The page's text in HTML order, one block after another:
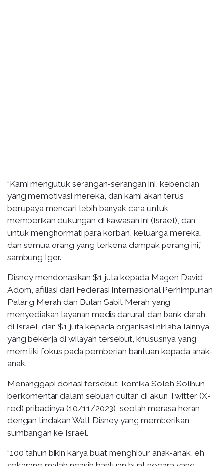
“Kami mengutuk serangan-serangan ini, kebencian
yang memotivasi mereka, dan kami akan terus
berupaya mencari lebih banyak cara untuk
memberikan dukungan di kawasan ini (Israel), dan
untuk menghormati para korban, keluarga mereka,
dan semua orang yang terkena dampak perang ini,”
sambung Iger.
Disney mendonasikan $1 juta kepada Magen David
Adom, afiliasi dari Federasi Internasional Perhimpunan
Palang Merah dan Bulan Sabit Merah yang
menyediakan layanan medis darurat dan bank darah
di Israel, dan $1 juta kepada organisasi nirlaba lainnya
yang bekerja di wilayah tersebut, khususnya yang
memiliki fokus pada pemberian bantuan kepada anak-
anak.
Menanggapi donasi tersebut, komika Soleh Solihun,
berkomentar dalam sebuah cuitan di akun Twitter (X-
red) pribadinya (10/11/2023), seolah merasa heran
dengan tindakan Walt Disney yang memberikan
sumbangan ke Israel.
“100 tahun bikin karya buat menghibur anak-anak, eh